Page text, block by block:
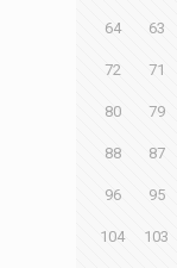
63
64
71
72
79
80
87
88
95
96
103
104